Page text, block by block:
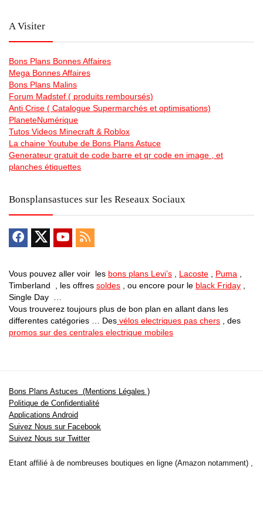
A Visiter
Bons Plans Bonnes Affaires
Mega Bonnes Affaires
Bons Plans Malins
Forum Madstef ( produits remboursés)
Anti Crise ( Catalogue Supermarchés et optimisations)
PlaneteNumérique
Tutos Videos Minecraft & Roblox
La chaine Youtube de Bons Plans Astuce
Generateur gratuit de code barre et qr code en image , et
planches étiquettes
Bonsplansastuces sur les Reseaux Sociaux
Vous pouvez aller voir les bons plans Levi’s Lacoste Puma
Timberland , les offres soldes , ou encore pour le black Friday
Single Day …
Vous trouverez toujours plus de bon plan en allant dans les
differentes catégories … Des vélos electriques pas chers , des
promos sur des centrales electrique mobiles
Bons Plans Astuces (Mentions Légales )
Politique de Confidentialité
Applications Android
Suivez Nous sur Facebook
Suivez Nous sur Twitter
Etant affilié à de nombreuses boutiques en ligne (Amazon notamment) ,